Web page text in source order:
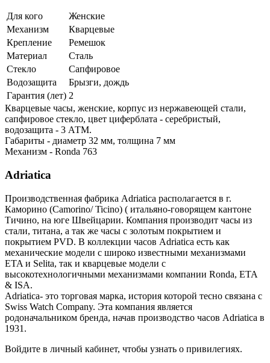
Для кого
Женские
Механизм
Кварцевые
Крепление
Ремешок
Материал
Сталь
Стекло
Сапфировое
Водозащита
Брызги, дождь
Гарантия (лет) 2
Кварцевые часы, женские, корпус из нержавеющей стали,
сапфировое стекло, цвет циферблата - серебристый,
водозащита - 3 АТМ.
Габариты - диаметр 32 мм, толщина 7 мм
Механизм - Ronda 763
Adriatica
Производственная фабрика Adriatica располагается в г.
Каморино (Camorino/ Ticino) ( итальяно-говорящем кантоне
Тичино, на юге Швейцарии. Компания производит часы из
стали, титана, а так же часы с золотым покрытием и
покрытием PVD. В коллекции часов Adriatica есть как
механические модели с широко известными механизмами
ETA и Selita, так и кварцевые модели с
высокотехнологичными механизмами компании Ronda, ETA
& ISA.
Adriatica- это торговая марка, история которой тесно связана с
Swiss Watch Company. Эта компания является
родоначальником бренда, начав производство часов Adriatica в
1931.
Войдите в личный кабинет, чтобы узнать о привилегиях.